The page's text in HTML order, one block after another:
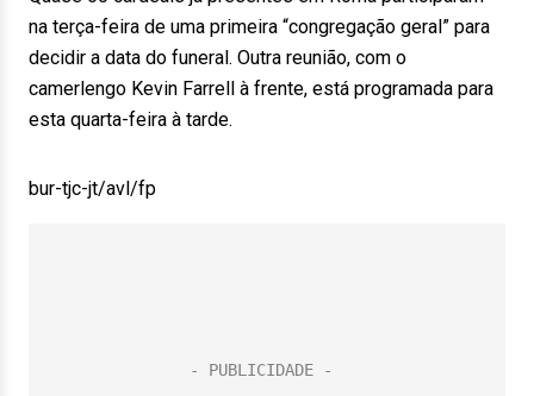
na terça-feira de uma primeira “congregação geral” para
decidir a data do funeral. Outra reunião, com o
camerlengo Kevin Farrell à frente, está programada para
esta quarta-feira à tarde.
bur-tjc-jt/avl/fp